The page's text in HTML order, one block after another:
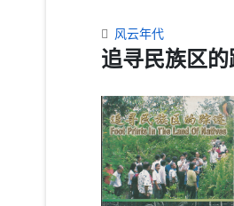
风云年代
追寻民族区